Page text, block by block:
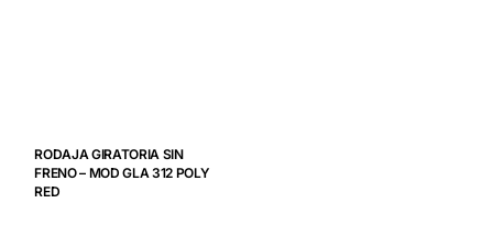
RODAJA GIRATORIA SIN
FRENO – MOD GLA 312 POLY
RED